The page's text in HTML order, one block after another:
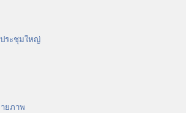
ระชุมใหญ่
ยภาพ